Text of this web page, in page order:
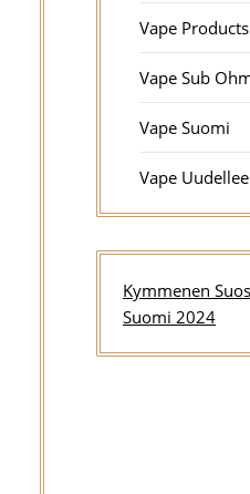
Vape Products
Vape Sub
Vape Suomi
Vape
Kymmenen
Suomi 2024